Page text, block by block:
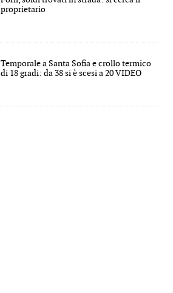
proprietario
Temporale a Santa Sofia e crollo termico
di 18 gradi: da 38 si è scesi a 20 VIDEO